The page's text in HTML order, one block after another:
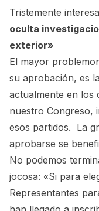
Tristemente
oculta
exterior»
El mayor
su aprobación, es
actualmente en los
nuestro Congreso,
esos partidos. La
aprobarse se
No podemos
jocosa: «Si para
Representantes